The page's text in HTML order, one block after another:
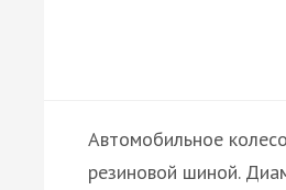
Автомобильное
резиновой шиной.